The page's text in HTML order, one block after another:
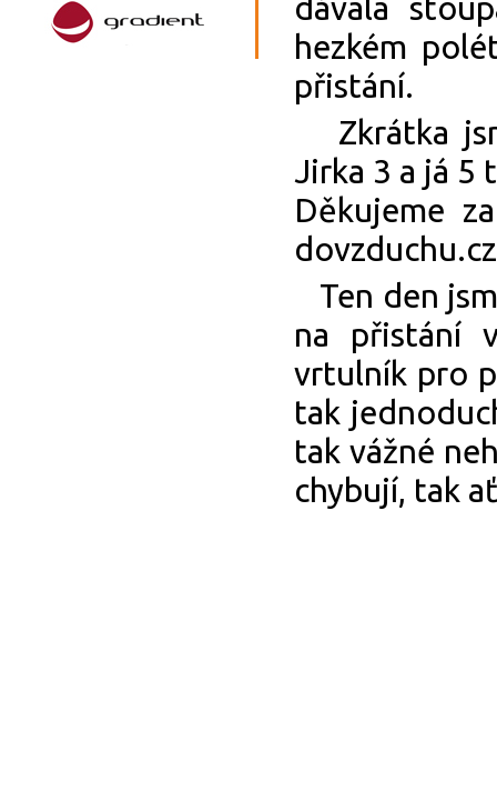
dávala
hezkém
přistání.
Zkrátka
Jirka 3 a já 5
Děkujeme
Ten den
na přistání
vrtulník pro
tak
tak vážné
chybují, tak